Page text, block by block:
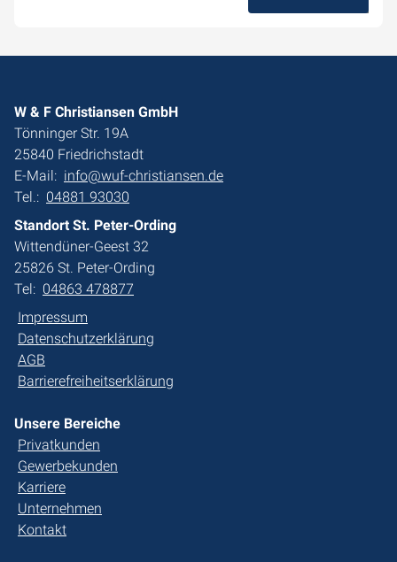
W & F Christiansen GmbH
Tönninger Str. 19A
25840 Friedrichstadt
E-Mail: info@wuf-christiansen.de
Tel.: 04881 93030
Standort St. Peter-Ording
Wittendüner-Geest 32
25826 St. Peter-Ording
Tel: 04863 478877
Impressum
Datenschutzerklärung
AGB
Barrierefreiheitserklärung
Unsere Bereiche
Privatkunden
Gewerbekunden
Karriere
Unternehmen
Kontakt